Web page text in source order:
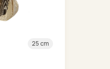
25 cm